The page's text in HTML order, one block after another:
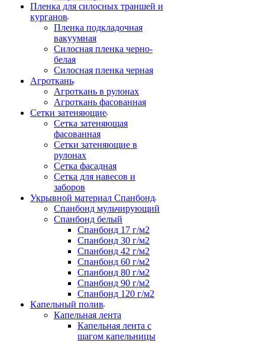
Пленка для силосных траншей и
курганов
Пленка подкладочная
вакуумная
Силосная пленка черно-
белая
Силосная пленка черная
Агроткань
Агроткань в рулонах
Агроткань фасованная
Сетки затеняющие
Сетка затеняющая
фасованная
Сетки затеняющие в
рулонах
Сетка фасадная
Сетка для навесов и
заборов
Укрывной материал Спанбонд
Спанбонд мульчирующий
Спанбонд белый
Спанбонд 17 г/м2
Спанбонд 30 г/м2
Спанбонд 42 г/м2
Спанбонд 60 г/м2
Спанбонд 80 г/м2
Спанбонд 90 г/м2
Спанбонд 120 г/м2
Капельный полив
Капельная лента
Капельная лента с
шагом капельницы